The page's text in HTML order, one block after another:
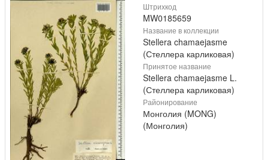
Штрихкод
MW0185659
Название в коллекции
Stellera chamaejasme
(Стеллера карликовая)
Принятое название
Stellera chamaejasme L.
(Стеллера карликовая)
Районирование
Монголия (MONG)
(Монголия)